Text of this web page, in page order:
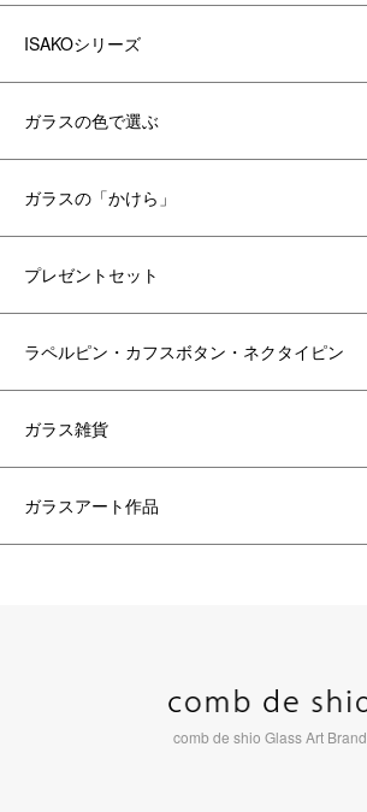
ISAKOシリーズ
ガラスの色で選ぶ
ガラスの「かけら」
プレゼントセット
ラペルピン・カフスボタン・ネクタイピン
ガラス雑貨
ガラスアート作品
comb de shio Glass Art Brand